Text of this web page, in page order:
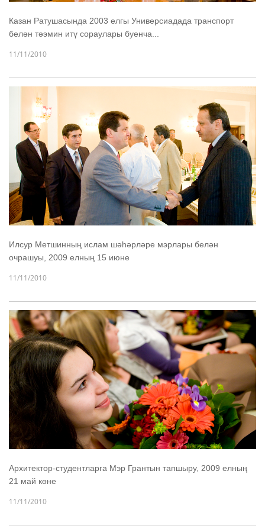
Казан Ратушасында 2003 елгы Универсиадада транспорт
белән тәэмин итү сораулары буенча...
11/11/2010
Илсур Метшинның ислам шәһәрләре мэрлары белән
очрашуы, 2009 елның 15 июне
11/11/2010
Архитектор-студентларга Мэр Грантын тапшыру, 2009 елның
21 май көне
11/11/2010